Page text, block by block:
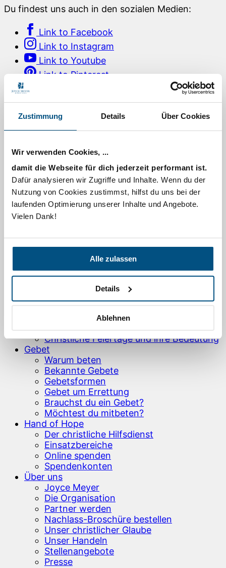
Zustimmung Details Über Cookies
Wir verwenden Cookies, ...
damit die Webseite für dich jederzeit performant ist.
Dafür analysieren wir Zugriffe und Inhalte. Wenn du der
Nutzung von Cookies zustimmst, hilfst du uns bei der
laufenden Optimierung unserer Inhalte und Angebote.
Vielen Dank!
Alle zulassen
Details
Ablehnen
Du findest uns auch in den sozialen Medien:
Link to Facebook
Link to Instagram
Link to Youtube
Link to Pinterest
Für dich
Tägliche Andacht von Joyce Meyer
Audio-Podcasts
Zeugnisse
TV-Sendung
TV-Sendezeiten
Joyce Meyer Magazin bestellen
E-Mail-Newsletter abonnieren
Willkommensbroschüre bestellen
Kontakt zu uns
Alltagsratgeber
Entspannt und stressfrei leben
Das Geheimnis einer glücklichen Ehe
Vergebung – dein Weg zur inneren
Wie werde ich Christ?
Christliche Feiertage und ihre Bedeutung
Gebet
Warum beten
Bekannte Gebete
Gebetsformen
Gebet um Errettung
Brauchst du ein Gebet?
Möchtest du mitbeten?
Hand of Hope
Der christliche Hilfsdienst
Einsatzbereiche
Online spenden
Spendenkonten
Über uns
Joyce Meyer
Die Organisation
Partner werden
Nachlass-Broschüre bestellen
Unser christlicher Glaube
Unser Handeln
Stellenangebote
Presse